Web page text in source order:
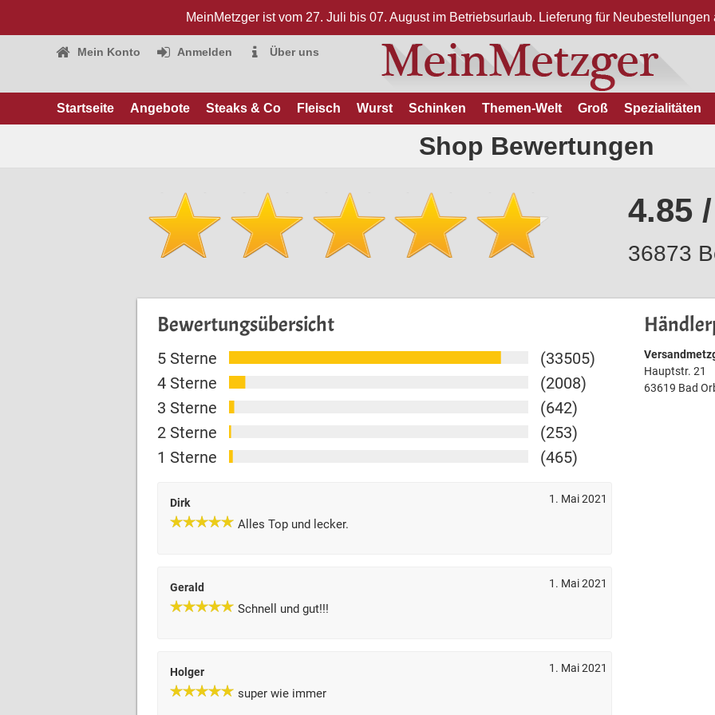
MeinMetzger ist vom 27. Juli bis 07. August im Betriebsurlaub. Lieferung für
Mein Konto Anmelden Über uns
Startseite Angebote Steaks & Co Fleisch Wurst Schinken Themen-Welt Groß Spezialitäten
Shop Bewertungen
4.85
36873
Bewertungsübersicht
5 Sterne
(33505)
4 Sterne
(2008)
3 Sterne
(642)
2 Sterne
(253)
1 Sterne
(465)
Dirk 1. Mai 2021
Alles Top und lecker.
Gerald 1. Mai 2021
Schnell und gut!!!
Holger 1. Mai 2021
super wie immer
Hauptstr. 21
63619 Bad